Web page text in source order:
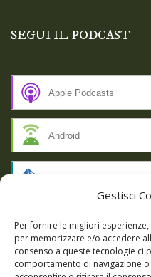
Gestisci
Per fornire le migliori
per memorizzare e/o accedere
consenso a queste tecnologie
comportamento di navigazione
SEGUI IL PODCAST
Apple Podcasts
Android
RSS
SSL SECURE